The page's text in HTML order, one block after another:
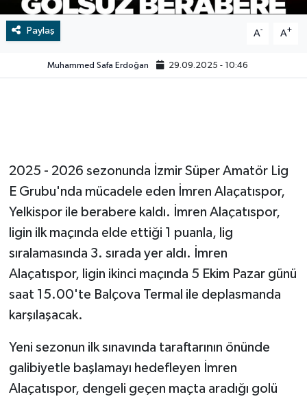
Paylaş A- A+
Muhammed Safa Erdoğan 29.09.2025 - 10:46
2025 - 2026 sezonunda İzmir Süper Amatör Lig
E Grubu'nda mücadele eden İmren Alaçatıspor,
Yelkispor ile berabere kaldı. İmren Alaçatıspor,
ligin ilk maçında elde ettiği 1 puanla, lig
sıralamasında 3. sırada yer aldı. İmren
Alaçatıspor, ligin ikinci maçında 5 Ekim Pazar günü
saat 15.00'te Balçova Termal ile deplasmanda
karşılaşacak.
Yeni sezonun ilk sınavında taraftarının önünde
galibiyetle başlamayı hedefleyen İmren
Alaçatıspor, dengeli geçen maçta aradığı golü
Vefat
Video